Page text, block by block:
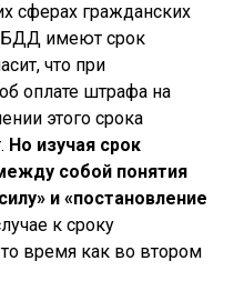
сферах гражданских
имеют срок
что при
оплате штрафа на
этого срока
Но изучая срок
собой понятия
и «постановление
к сроку
время как во втором